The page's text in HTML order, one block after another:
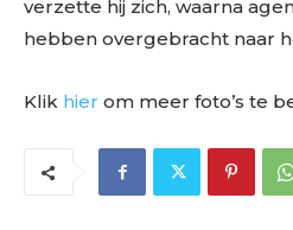
verzette hij zich, waarna
hebben overgebracht naar
Klik hier om meer foto’s te